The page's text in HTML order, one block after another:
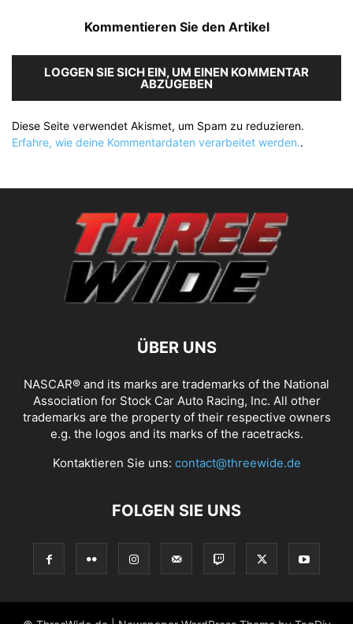
Kommentieren Sie den Artikel
LOGGEN SIE SICH EIN, UM EINEN KOMMENTAR
ABZUGEBEN
Diese Seite verwendet Akismet, um Spam zu reduzieren.
Erfahre, wie deine Kommentardaten verarbeitet werden..
ÜBER UNS
NASCAR® and its marks are trademarks of the National
Association for Stock Car Auto Racing, Inc. All other
trademarks are the property of their respective owners
e.g. the logos and its marks of the racetracks.
Kontaktieren Sie uns: contact@threewide.de
FOLGEN SIE UNS